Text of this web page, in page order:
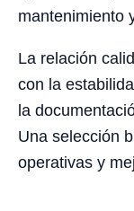
mantenimiento
La relación
con la
la
Una selección
operativas y